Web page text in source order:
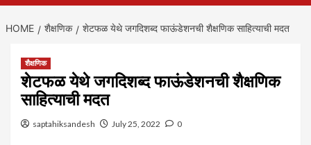
HOME शैक्षणिक शेटफळ येथे जगदिशब्द फाऊंडेशनची शैक्षणिक साहित्याची मदत
शैक्षणिक
शेटफळ येथे जगदिशब्द फाऊंडेशनची शैक्षणिक
साहित्याची मदत
saptahiksandesh July 25, 2022 0